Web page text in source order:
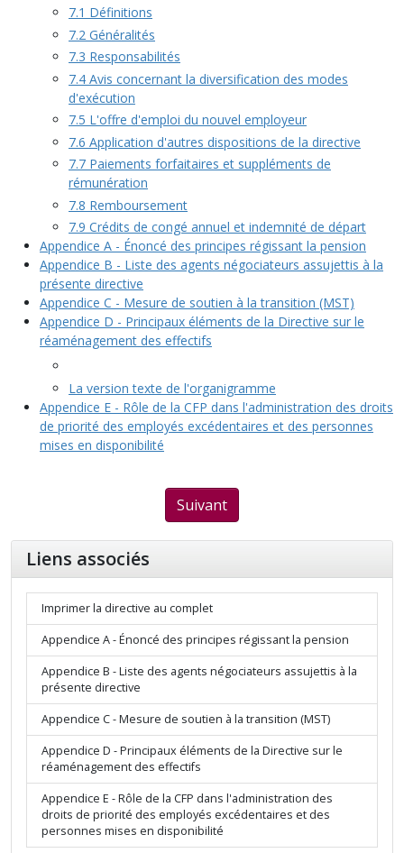
7.1 Définitions
7.2 Généralités
7.3 Responsabilités
7.4 Avis concernant la diversification des modes
d'exécution
7.5 L'offre d'emploi du nouvel employeur
7.6 Application d'autres dispositions de la directive
7.7 Paiements forfaitaires et suppléments de
rémunération
7.8 Remboursement
7.9 Crédits de congé annuel et indemnité de départ
Appendice A - Énoncé des principes régissant la pension
Appendice B - Liste des agents négociateurs assujettis à la
présente directive
Appendice C - Mesure de soutien à la transition (MST)
Appendice D - Principaux éléments de la Directive sur le
réaménagement des effectifs
La version texte de l'organigramme
Appendice E - Rôle de la CFP dans l'administration des droits
de priorité des employés excédentaires et des personnes
mises en disponibilité
Suivant
Liens associés
Imprimer la directive au complet
Appendice A - Énoncé des principes régissant la pension
Appendice B - Liste des agents négociateurs assujettis à la
présente directive
Appendice C - Mesure de soutien à la transition (MST)
Appendice D - Principaux éléments de la Directive sur le
réaménagement des effectifs
Appendice E - Rôle de la CFP dans l'administration des
droits de priorité des employés excédentaires et des
personnes mises en disponibilité